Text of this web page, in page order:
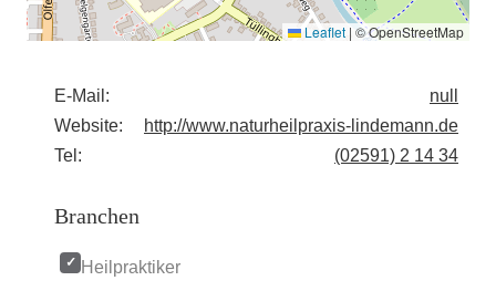
Leaflet | © OpenStreetMap
E-Mail:
null
Website:
http://www.naturheilpraxis-lindemann.de
Tel:
(02591) 2 14 34
Branchen
Heilpraktiker